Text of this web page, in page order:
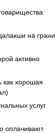
на грани
активно
как хорошая
услуг
оплачивают